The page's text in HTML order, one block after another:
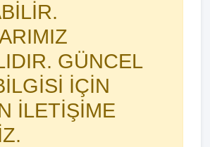
GÜNCEL
İÇİN
İLETİŞİME